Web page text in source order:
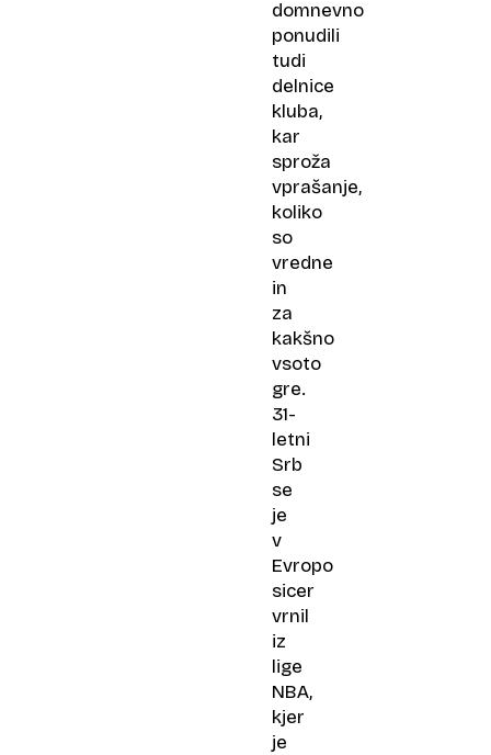
domnevno
ponudili
tudi
delnice
kluba,
kar
sproža
vprašanje,
koliko
so
vredne
in
za
kakšno
vsoto
gre.
31-
letni
Srb
se
je
v
Evropo
sicer
vrnil
iz
lige
NBA,
kjer
je